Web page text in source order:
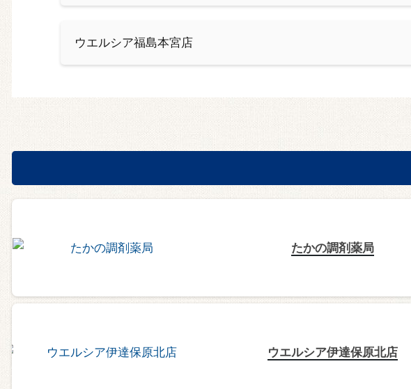
ウエルシア福島本宮店
たかの調剤薬局
ウエルシア伊達保原北店